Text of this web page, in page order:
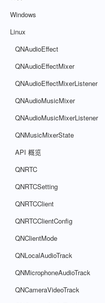
Windows
Linux
QNAudioEffect
QNAudioEffectMixer
QNAudioEffectMixerListener
QNAudioMusicMixer
QNAudioMusicMixerListener
QNMusicMixerState
API 概览
QNRTC
QNRTCSetting
QNRTCClient
QNRTCClientConfig
QNClientMode
QNLocalAudioTrack
QNMicrophoneAudioTrack
QNCameraVideoTrack